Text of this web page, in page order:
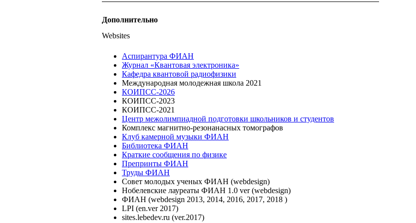
Дополнительно
Websites
Аспирантура ФИАН
Журнал «Квантовая электроника»
Кафедра квантовой радиофизики
Международная молодежная школа 2021
КОИПСС-2026
КОИПСС-2023
КОИПСС-2021
Центр межолимпиадной подготовки школьников и студентов
Комплекс магнитно-резонанасных томографов
Клуб камерной музыки ФИАН
Библиотека ФИАН
Краткие сообщения по физике
Препринты ФИАН
Труды ФИАН
Совет молодых ученых ФИАН (webdesign)
Нобелевские лауреаты ФИАН 1.0 ver (webdesign)
ФИАН (webdesign 2013, 2014, 2016, 2017, 2018 )
LPI (en.ver 2017)
sites.lebedev.ru (ver.2017)